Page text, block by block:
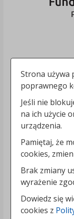
Strona używa
poprawnego
Jeśli nie
na ich użycie
urządzenia.
Pamiętaj, że
cookies,
Brak zmiany
wyrażenie
Dowiedz się
cookies z